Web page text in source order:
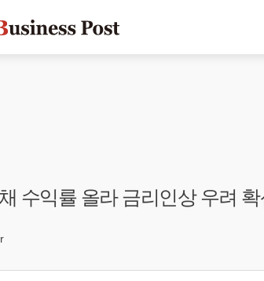
수익률 올라 금리인상 우려